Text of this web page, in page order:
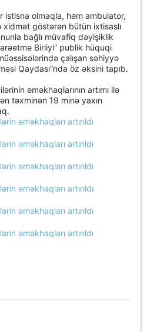
istisna olmaqla, həm ambulator,
göstərən bütün ixtisaslı
bağlı müvafiq dəyişiklik
Birliyi” publik hüquqi
çalışan səhiyyə
Qaydası”nda öz əksini tapıb.
əməkhaqlarının artımı ilə
təxminən 19 minə yaxın